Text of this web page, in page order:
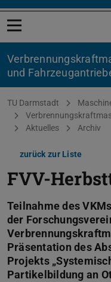
Menü öffnen
und
Sie befinden sich hier:
TU Darmstadt
Aktuelles
Archiv
zurück zur Liste
FVV-
Teilnahme des
der
Präsentation des
Projekts
Partikelbildung an